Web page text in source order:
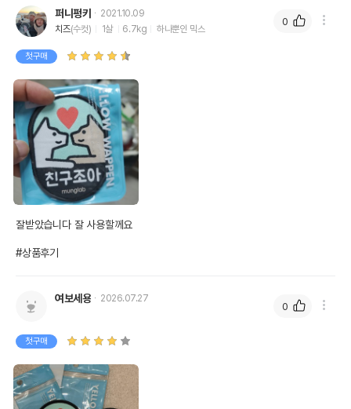
퍼니펑키
2021.10.09
치즈(수컷) 1살 6.7kg 하나뿐인 믹스
첫구매
잘받았습니다 잘 사용할께요
#상품후기
0
여보세용 2026.07.27
첫구매
0